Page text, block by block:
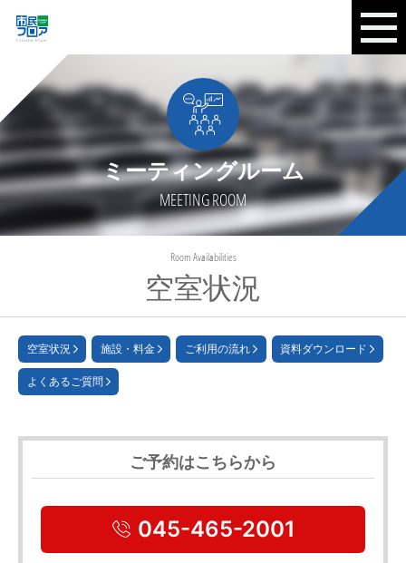
ミーティングルーム
MEETING ROOM
空室状況
Room Availabilities
空室状況 施設・料金 ご利用の流れ 資料ダウンロード
よくあるご質問
ご予約はこちらから
045-465-2001